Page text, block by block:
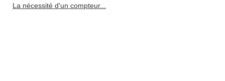
La nécessité d'un compteur...